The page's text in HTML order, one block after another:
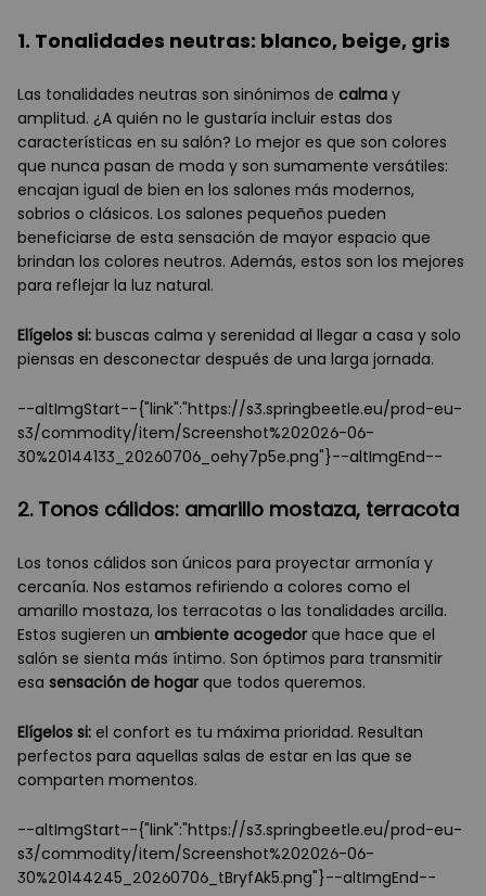
1. Tonalidades neutras: blanco, beige, gris
Las tonalidades neutras son sinónimos de calma y
amplitud. ¿A quién no le gustaría incluir estas dos
características en su salón? Lo mejor es que son colores
que nunca pasan de moda y son sumamente versátiles:
encajan igual de bien en los salones más modernos,
sobrios o clásicos. Los salones pequeños pueden
beneficiarse de esta sensación de mayor espacio que
brindan los colores neutros. Además, estos son los mejores
para reflejar la luz natural.
Elígelos si: buscas calma y serenidad al llegar a casa y solo
piensas en desconectar después de una larga jornada.
--altImgStart--{"link":"https://s3.springbeetle.eu/prod-eu-
s3/commodity/item/Screenshot%202026-06-
30%20144133_20260706_oehy7p5e.png"}--altImgEnd--
2. Tonos cálidos: amarillo mostaza, terracota
Los tonos cálidos son únicos para proyectar armonía y
cercanía. Nos estamos refiriendo a colores como el
amarillo mostaza, los terracotas o las tonalidades arcilla.
Estos sugieren un ambiente acogedor que hace que el
salón se sienta más íntimo. Son óptimos para transmitir
esa sensación de hogar que todos queremos.
Elígelos si: el confort es tu máxima prioridad. Resultan
perfectos para aquellas salas de estar en las que se
comparten momentos.
--altImgStart--{"link":"https://s3.springbeetle.eu/prod-eu-
s3/commodity/item/Screenshot%202026-06-
30%20144245_20260706_tBryfAk5.png"}--altImgEnd--